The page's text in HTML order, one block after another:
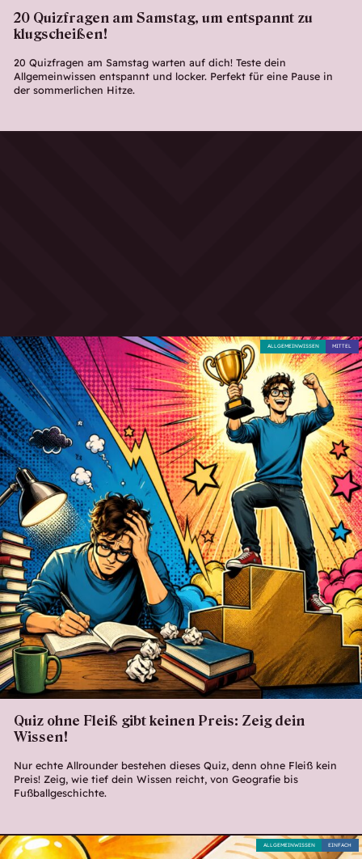
20 Quizfragen am Samstag, um entspannt zu
klugscheißen!
20 Quizfragen am Samstag warten auf dich! Teste dein
Allgemeinwissen entspannt und locker. Perfekt für eine Pause in
der sommerlichen Hitze.
Quiz ohne Fleiß gibt keinen Preis: Zeig dein
Wissen!
Nur echte Allrounder bestehen dieses Quiz, denn ohne Fleiß kein
Preis! Zeig, wie tief dein Wissen reicht, von Geografie bis
Fußballgeschichte.
MITTEL
ALLGEMEINWISSEN
EINFACH
ALLGEMEINWISSEN